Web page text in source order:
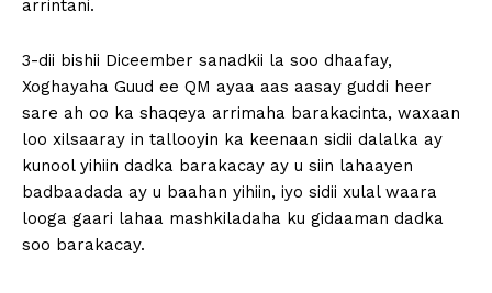
arrintani.
3-dii bishii Diceember sanadkii la soo dhaafay,
Xoghayaha Guud ee QM ayaa aas aasay guddi heer
sare ah oo ka shaqeya arrimaha barakacinta, waxaan
loo xilsaaray in tallooyin ka keenaan sidii dalalka ay
kunool yihiin dadka barakacay ay u siin lahaayen
badbaadada ay u baahan yihiin, iyo sidii xulal waara
looga gaari lahaa mashkiladaha ku gidaaman dadka
soo barakacay.